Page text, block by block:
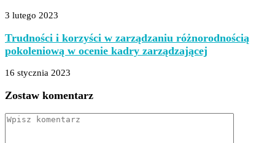
3 lutego 2023
Trudności i korzyści w zarządzaniu różnorodnością
pokoleniową w ocenie kadry zarządzającej
16 stycznia 2023
Zostaw komentarz